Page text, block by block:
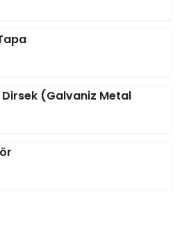
Dirsek (Galvaniz Metal